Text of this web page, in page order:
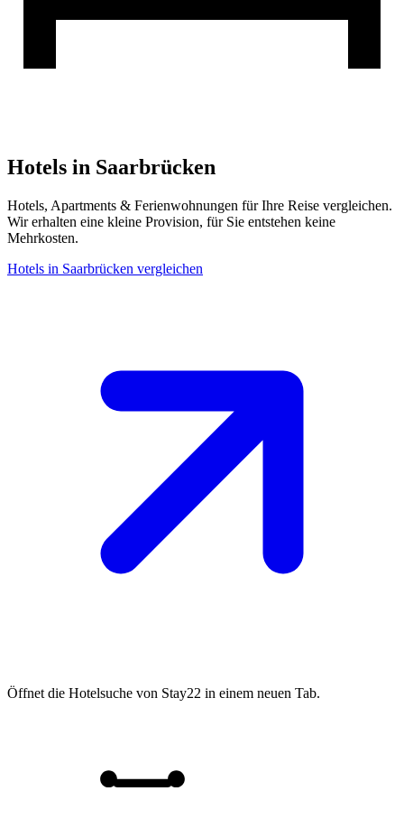
Hotels in Saarbrücken
Hotels, Apartments & Ferienwohnungen für Ihre Reise vergleichen.
Wir erhalten eine kleine Provision, für Sie entstehen keine
Mehrkosten.
Hotels in Saarbrücken vergleichen
Öffnet die Hotelsuche von Stay22 in einem neuen Tab.